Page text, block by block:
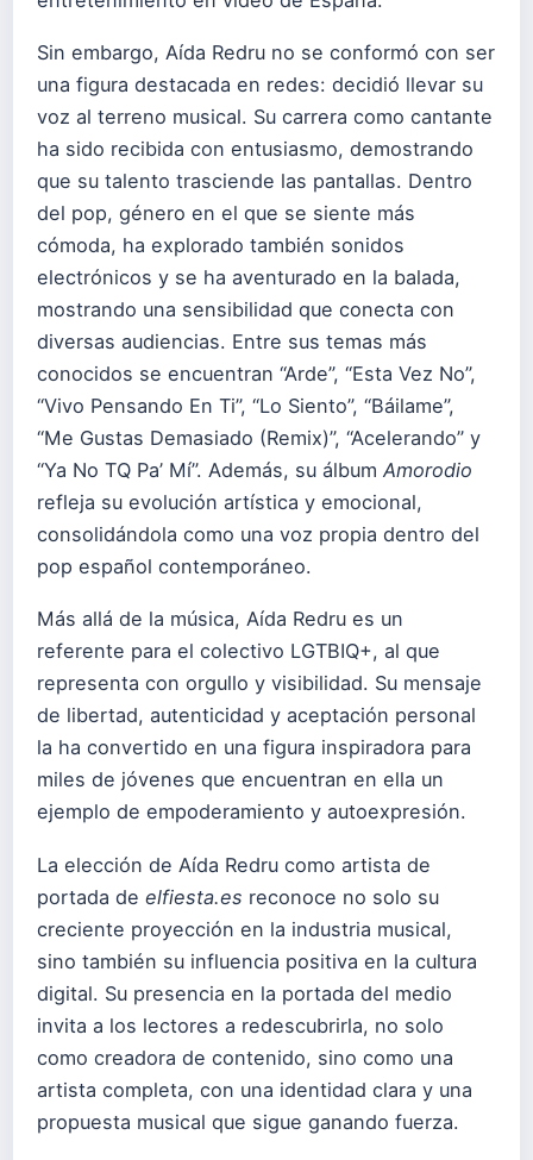
Sin embargo, Aída Redru no se conformó con ser
una figura destacada en redes: decidió llevar su
voz al terreno musical. Su carrera como cantante
ha sido recibida con entusiasmo, demostrando
que su talento trasciende las pantallas. Dentro
del pop, género en el que se siente más
cómoda, ha explorado también sonidos
electrónicos y se ha aventurado en la balada,
mostrando una sensibilidad que conecta con
diversas audiencias. Entre sus temas más
conocidos se encuentran “Arde”, “Esta Vez No”,
“Vivo Pensando En Ti”, “Lo Siento”, “Báilame”,
“Me Gustas Demasiado (Remix)”, “Acelerando” y
“Ya No TQ Pa’ Mí”. Además, su álbum Amorodio
refleja su evolución artística y emocional,
consolidándola como una voz propia dentro del
pop español contemporáneo.
Más allá de la música, Aída Redru es un
referente para el colectivo LGTBIQ+, al que
representa con orgullo y visibilidad. Su mensaje
de libertad, autenticidad y aceptación personal
la ha convertido en una figura inspiradora para
miles de jóvenes que encuentran en ella un
ejemplo de empoderamiento y autoexpresión.
La elección de Aída Redru como artista de
portada de elfiesta.es reconoce no solo su
creciente proyección en la industria musical,
sino también su influencia positiva en la cultura
digital. Su presencia en la portada del medio
invita a los lectores a redescubrirla, no solo
como creadora de contenido, sino como una
artista completa, con una identidad clara y una
propuesta musical que sigue ganando fuerza.